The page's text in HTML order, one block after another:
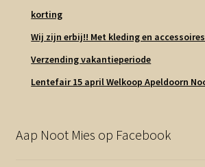
korting
Wij zijn erbij!! Met kleding en
Verzending vakantieperiode
Lentefair 15 april Welkoop Apeldoorn
Aap Noot Mies op Facebook